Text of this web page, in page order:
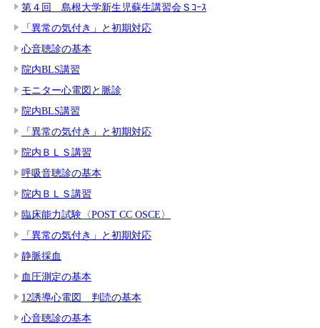
第４回 島根大学新生児蘇生講習会Ｓｺｰｽ
「異常の気付き」と初期対応
心音聴診の基本
院内BLS講習
モニター心電図と脈診
院内BLS講習
「異常の気付き」と初期対応
院内ＢＬＳ講習
呼吸音聴診の基本
院内ＢＬＳ講習
臨床能力試験〈POST CC OSCE〉
「異常の気付き」と初期対応
静脈採血
血圧測定の基本
12誘導心電図 判読の基本
心音聴診の基本